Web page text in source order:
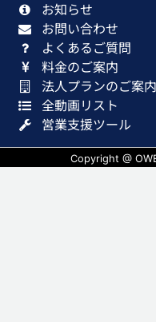
お知らせ
お問い合わせ
よくあるご質問
料金のご案内
法人プランのご案内
全動画リスト
営業支援ツール
Copyright @